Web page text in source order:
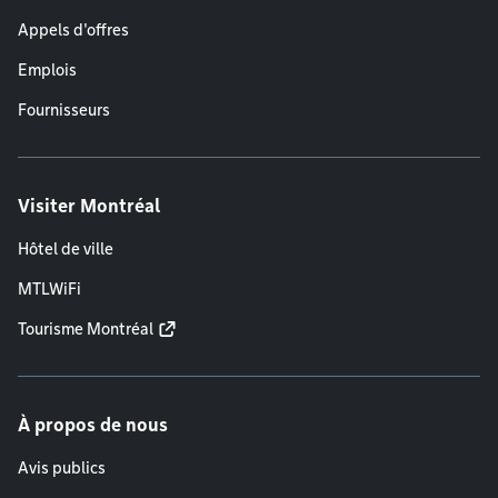
Appels d'offres
Emplois
Fournisseurs
Visiter Montréal
Hôtel de ville
MTLWiFi
Tourisme Montréal
À propos de nous
Avis publics